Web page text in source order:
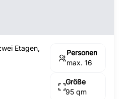
Etagen,
Personen
max. 16
Größe
95 qm